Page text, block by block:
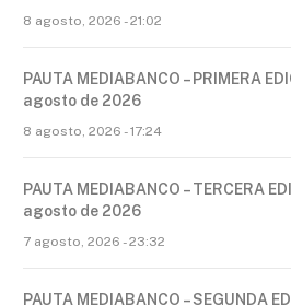
8 agosto, 2026 - 21:02
PAUTA MEDIABANCO – PRIMERA
agosto de 2026
8 agosto, 2026 - 17:24
PAUTA MEDIABANCO – TERCERA
agosto de 2026
7 agosto, 2026 - 23:32
PAUTA MEDIABANCO – SEGUNDA